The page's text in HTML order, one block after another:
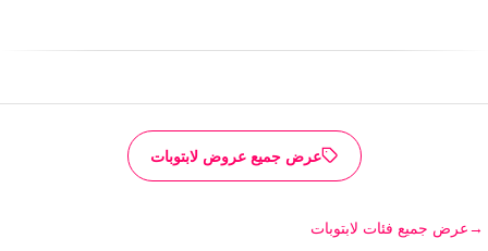
عرض جميع عروض لابتوبات
عرض جميع فئات لابتوبات